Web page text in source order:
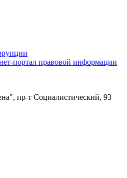
портал правовой информации
пр-т Социалистический, 93